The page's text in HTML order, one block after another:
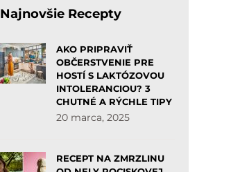
Najnovšie Recepty
AKO PRIPRAVIŤ
OBČERSTVENIE PRE
HOSTÍ S LAKTÓZOVOU
INTOLERANCIOU? 3
CHUTNÉ A RÝCHLE TIPY
20 marca, 2025
RECEPT NA ZMRZLINU